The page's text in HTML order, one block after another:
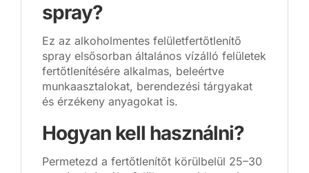
spray?
Ez az alkoholmentes felületfertőtlenítő
spray elsősorban általános vízálló felületek
fertőtlenítésére alkalmas, beleértve
munkaasztalokat, berendezési tárgyakat
és érzékeny anyagokat is.
Hogyan kell használni?
Permetezd a fertőtlenítőt körülbelül 25–30